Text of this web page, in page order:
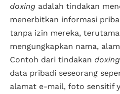
doxing adalah tindakan
menerbitkan informasi
tanpa izin mereka,
mengungkapkan nama,
Contoh dari tindakan doxing
data pribadi seseorang
alamat e-mail, foto sensitif